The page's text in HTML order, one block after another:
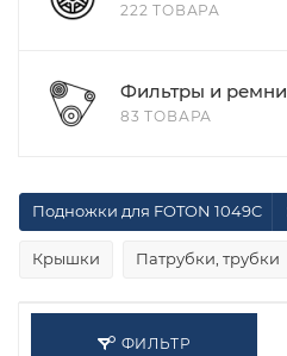
222 ТОВАРА
Фильтры и ремни
83 ТОВАРА
Крышки Патрубки, трубки
Подножки для FOTON 1049C
ФИЛЬТР